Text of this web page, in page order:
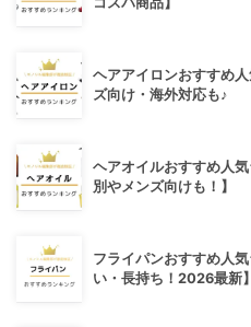
ヘアアイロンおすすめ
ズ向け・海外対応も♪
ヘアオイルおすすめ人
別やメンズ向けも！】
フライパンおすすめ人
い・長持ち！2026最新】